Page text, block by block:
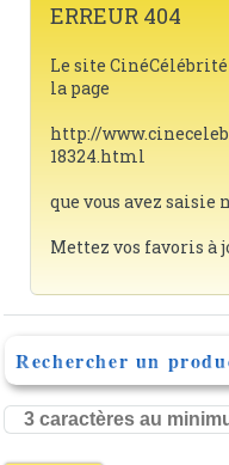
ERREUR 404
Le site
la page
http://
18324.html
que vous avez saisie
Mettez vos favoris à
Rechercher un